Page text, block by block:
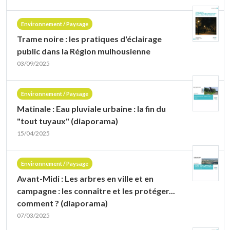
Environnement / Paysage
Trame noire : les pratiques d'éclairage
public dans la Région mulhousienne
03/09/2025
Environnement / Paysage
Matinale : Eau pluviale urbaine : la fin du
"tout tuyaux" (diaporama)
15/04/2025
Environnement / Paysage
Avant-Midi : Les arbres en ville et en
campagne : les connaître et les protéger...
comment ? (diaporama)
07/03/2025